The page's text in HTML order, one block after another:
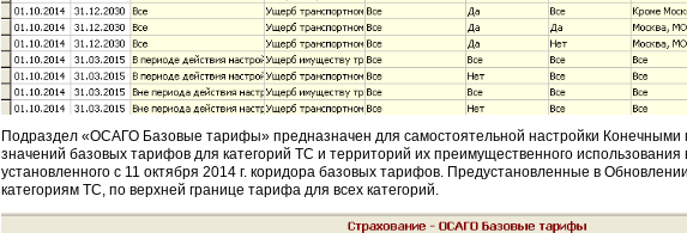
Подраздел «ОСАГО Базовые тарифы» предназначен для самостоятельной настройки Конечными
значений базовых тарифов для категорий ТС и территорий их преимущественного использования
установленного с 11 октября 2014 г. коридора базовых тарифов. Предустановленные в
категориям ТС, по верхней границе тарифа для всех категорий.